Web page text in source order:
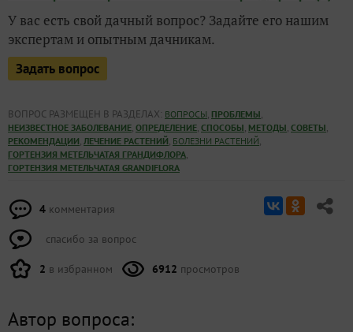
У вас есть свой дачный вопрос? Задайте его нашим
экспертам и опытным дачникам.
Задать вопрос
ВОПРОС РАЗМЕЩЕН В РАЗДЕЛАХ: ВОПРОСЫ, ПРОБЛЕМЫ,
НЕИЗВЕСТНОЕ ЗАБОЛЕВАНИЕ, ОПРЕДЕЛЕНИЕ, СПОСОБЫ, МЕТОДЫ, СОВЕТЫ,
РЕКОМЕНДАЦИИ, ЛЕЧЕНИЕ РАСТЕНИЙ, БОЛЕЗНИ РАСТЕНИЙ,
ГОРТЕНЗИЯ МЕТЕЛЬЧАТАЯ ГРАНДИФЛОРА,
ГОРТЕНЗИЯ МЕТЕЛЬЧАТАЯ GRANDIFLORA
4 комментария
спасибо за вопрос
2 в избранном 6912 просмотров
Автор вопроса: